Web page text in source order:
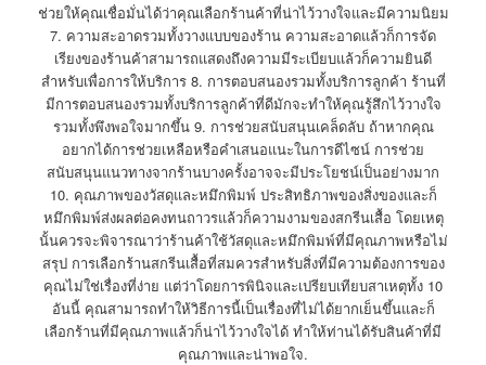
ช่วยให้คุณเชื่อมั่นได้ว่าคุณเลือกร้านค้าที่น่าไว้วางใจและมีความนิยม
7. ความสะอาดรวมทั้งวางแบบของร้าน ความสะอาดแล้วก็การจัด
เรียงของร้านค้าสามารถแสดงถึงความมีระเบียบแล้วก็ความยินดี
สำหรับเพื่อการให้บริการ 8. การตอบสนองรวมทั้งบริการลูกค้า ร้านที่
มีการตอบสนองรวมทั้งบริการลูกค้าที่ดีมักจะทำให้คุณรู้สึกไว้วางใจ
รวมทั้งพึงพอใจมากขึ้น 9. การช่วยสนับสนุนเคล็ดลับ ถ้าหากคุณ
อยากได้การช่วยเหลือหรือคำเสนอแนะในการดีไซน์ การช่วย
สนับสนุนแนวทางจากร้านบางครั้งอาจจะมีประโยชน์เป็นอย่างมาก
10. คุณภาพของวัสดุและหมึกพิมพ์ ประสิทธิภาพของสิ่งของและก็
หมึกพิมพ์ส่งผลต่อคงทนถาวรแล้วก็ความงามของสกรีนเสื้อ โดยเหตุ
นั้นควรจะพิจารณาว่าร้านค้าใช้วัสดุและหมึกพิมพ์ที่มีคุณภาพหรือไม่
สรุป การเลือกร้านสกรีนเสื้อที่สมควรสำหรับสิ่งที่มีความต้องการของ
คุณไม่ใช่เรื่องที่ง่าย แต่ว่าโดยการพินิจและเปรียบเทียบสาเหตุทั้ง 10
อันนี้ คุณสามารถทำให้วิธีการนี้เป็นเรื่องที่ไม่ได้ยากเย็นขึ้นและก็
เลือกร้านที่มีคุณภาพแล้วก็น่าไว้วางใจได้ ทำให้ท่านได้รับสินค้าที่มี
คุณภาพและน่าพอใจ.